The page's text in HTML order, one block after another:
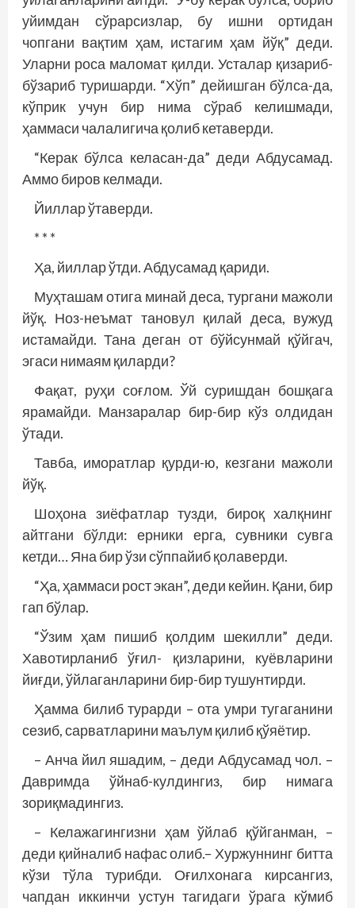
уйимдан сўрарсизлар, бу ишни ортидан
чопгани вақтим ҳам, истагим ҳам йўқ” деди.
Уларни роса маломат қилди. Усталар қизариб-
бўзариб туришарди. “Хўп” дейишган бўлса-да,
кўприк учун бир нима сўраб келишмади,
ҳаммаси чалалигича қолиб кетаверди.
“Керак бўлса келасан-да” деди Абдусамад.
Аммо биров келмади.
Йиллар ўтаверди.
* * *
Ҳа, йиллар ўтди. Абдусамад қариди.
Муҳташам отига минай деса, тургани мажоли
йўқ. Ноз-неъмат тановул қилай деса, вужуд
истамайди. Тана деган от бўйсунмай қўйгач,
эгаси нимаям қиларди?
Фақат, руҳи соғлом. Ўй суришдан бошқага
ярамайди. Манзаралар бир-бир кўз олдидан
ўтади.
Тавба, иморатлар қурди-ю, кезгани мажоли
йўқ.
Шоҳона зиёфатлар тузди, бироқ халқнинг
айт­гани бўлди: ерники ерга, сувники сувга
кетди… Яна бир ўзи сўппайиб қолаверди.
“Ҳа, ҳаммаси рост экан”, деди кейин. Қани, бир
гап бўлар.
“Ўзим ҳам пишиб қолдим шекилли” деди.
Хавотирланиб ўғил- қизларини, куёвларини
йиғди, ўйлаганларини бир-бир тушунтирди.
Ҳамма билиб турарди – ота умри тугаганини
сезиб, сарватларини маълум қилиб қўяётир.
– Анча йил яшадим, – деди Абдусамад чол. –
Давримда ўйнаб-кулдингиз, бир нимага
зориқмадингиз.
– Келажагингизни ҳам ўйлаб қўйганман, –
деди қийналиб нафас олиб.– Хуржуннинг битта
кўзи тўла турибди. Оғилхонага кирсангиз,
чапдан иккинчи устун тагидаги ўрага кўмиб